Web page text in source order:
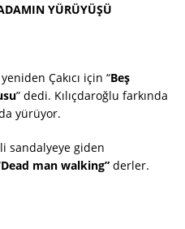
YÜRÜYÜŞÜ
Çakıcı için “Beş
” dedi. Kılıçdaroğlu farkında
yürüyor.
sandalyeye giden
Dead man walking” derler.